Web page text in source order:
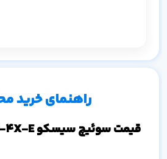
۳ ماه ۶ ماه
راهنمای خرید
قیمت سوئیچ سیسکو C9200L-48p-4X-E